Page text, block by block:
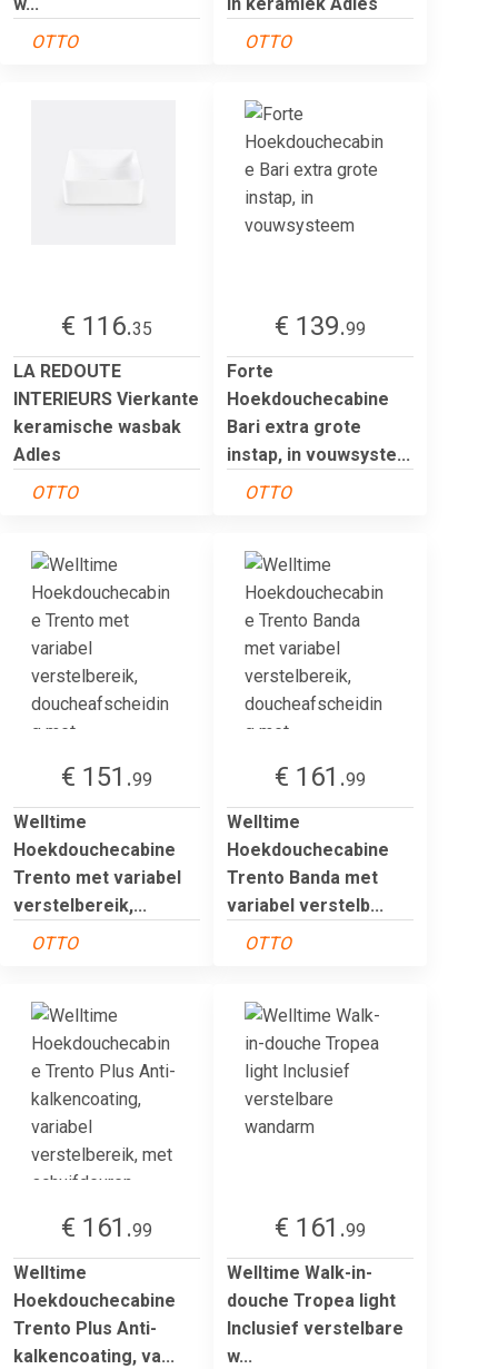
OTTO
OTTO
€ 116.35
LA REDOUTE
INTERIEURS Vierkante
keramische wasbak
Adles
OTTO
€ 139.99
Forte
Hoekdouchecabine
Bari extra grote
instap, in vouwsyste...
OTTO
€ 151.99
Welltime
Hoekdouchecabine
Trento met variabel
verstelbereik,...
OTTO
€ 161.99
Welltime
Hoekdouchecabine
Trento Banda met
variabel verstelb...
OTTO
€ 161.99
Welltime
Hoekdouchecabine
Trento Plus Anti-
kalkencoating, va...
€ 161.99
Welltime Walk-in-
douche Tropea light
Inclusief verstelbare
w...